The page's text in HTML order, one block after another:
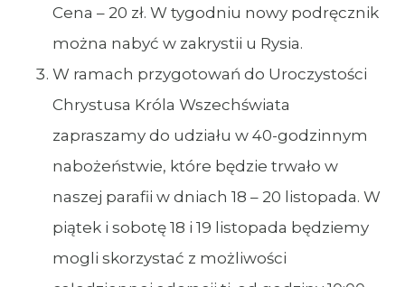
Cena – 20 zł. W tygodniu nowy podręcznik
można nabyć w zakrystii u Rysia.
W ramach przygotowań do Uroczystości
Chrystusa Króla Wszechświata
zapraszamy do udziału w 40-godzinnym
nabożeństwie, które będzie trwało w
naszej parafii w dniach 18 – 20 listopada. W
piątek i sobotę 18 i 19 listopada będziemy
mogli skorzystać z możliwości